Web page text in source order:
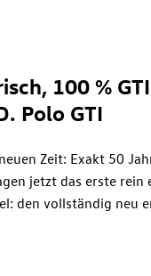
100 %
Polo GTI
Zeit: Exakt 50
jetzt das erste
den vollständig neu
der aus dem Stand